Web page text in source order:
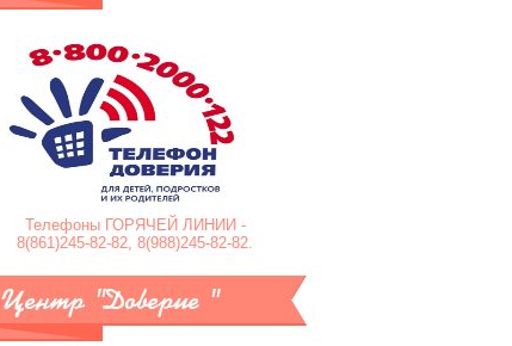
Телефоны ГОРЯЧЕЙ ЛИНИИ -
8(861)245-82-82, 8(988)245-82-82.
Центр "Доверие "